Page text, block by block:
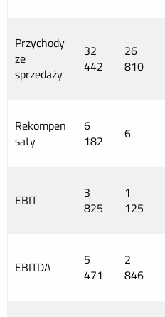
Przychody
ze
sprzedaży
32
442
26
810
Rekompen
saty
6
182
6
EBIT
3
825
1
125
EBITDA
5
471
2
846